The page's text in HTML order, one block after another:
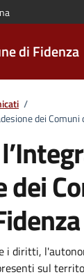
di Fidenza
/
dei
dei
i diritti,
sul